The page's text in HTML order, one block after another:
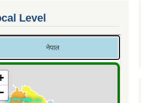
Level